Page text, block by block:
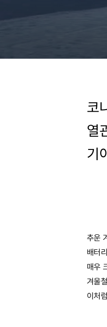
코
열
기
추운
배터
매우
겨울
이처